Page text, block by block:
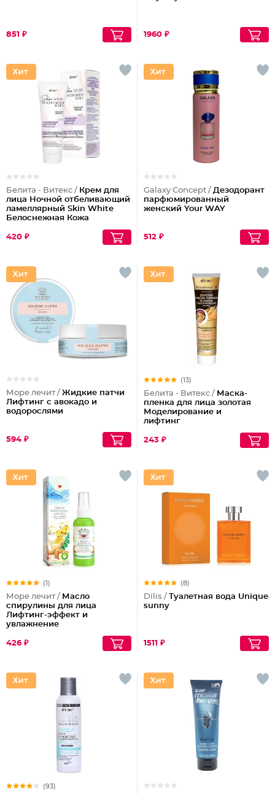
851 ₽ 1960 ₽
Белита - Витекс / Крем для
лица Ночной отбеливающий
ламеллярный Skin White
Белоснежная Кожа
420 ₽
Galaxy Concept / Дезодорант
парфюмированный
женский Your WAY
512 ₽
Море лечит / Жидкие патчи
Лифтинг с авокадо и
водорослями
594 ₽
(13)
Белита - Витекс / Маска-
пленка для лица золотая
Моделирование и
лифтинг
243 ₽
(1)
Море лечит / Масло
спирулины для лица
Лифтинг-эффект и
увлажнение
426 ₽
(8)
Dilis / Туалетная вода Unique
sunny
1511 ₽
(93)